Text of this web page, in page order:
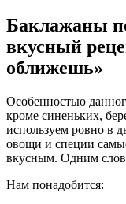
Баклажаны
вкусный
оближешь»
Особенностью
кроме синеньких,
используем ровно в
овощи и специи
вкусным. Одним
Нам понадобится: